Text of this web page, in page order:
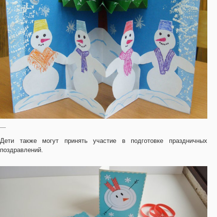
—
Дети также могут принять участие в подготовке праздничных
поздравлений.